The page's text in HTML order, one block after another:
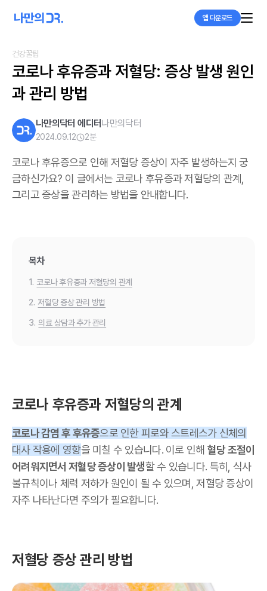
앱 다운로드
건강꿀팁
코로나 후유증과 저혈당: 증상 발생 원인
과 관리 방법
나만의닥터 에디터나만의닥터
2024.09.12 2분
코로나 후유증으로 인해 저혈당 증상이 자주 발생하는지 궁
금하신가요? 이 글에서는 코로나 후유증과 저혈당의 관계,
그리고 증상을 관리하는 방법을 안내합니다.
목차
1. 코로나 후유증과 저혈당의 관계
2. 저혈당 증상 관리 방법
3. 의료 상담과 추가 관리
코로나 후유증과 저혈당의 관계
코로나 감염 후 후유증으로 인한 피로와 스트레스가 신체의
대사 작용에 영향을 미칠 수 있습니다. 이로 인해 혈당 조절이
어려워지면서 저혈당 증상이 발생할 수 있습니다. 특히, 식사
불규칙이나 체력 저하가 원인이 될 수 있으며, 저혈당 증상이
자주 나타난다면 주의가 필요합니다.
저혈당 증상 관리 방법